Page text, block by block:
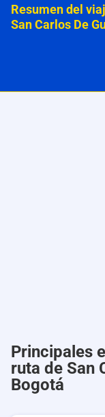
Resumen del
San Carlos De
Principales
ruta de San
Bogotá